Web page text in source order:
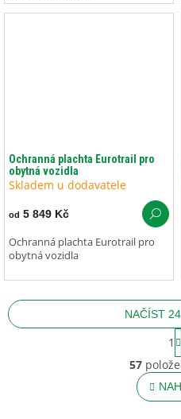
Ochranná plachta Eurotrail pro
obytná vozidla
Skladem u dodavatele
od 5 849 Kč
Ochranná plachta Eurotrail pro
obytná vozidla
l
NAČÍST
S
t
r
1
57